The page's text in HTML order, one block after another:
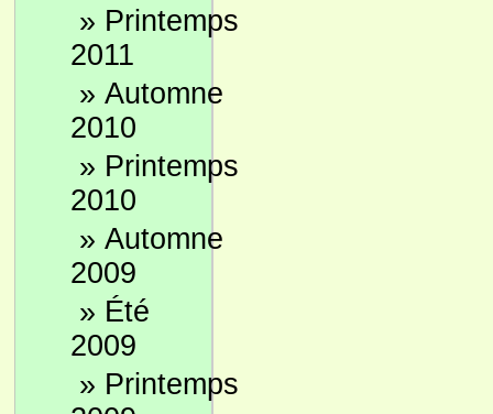
» Printemps
2011
» Automne
2010
» Printemps
2010
» Automne
2009
» Été
2009
» Printemps